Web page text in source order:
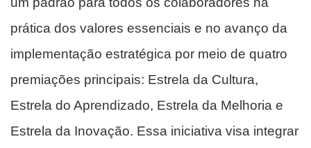
prática dos valores essenciais e no avanço da
implementação estratégica por meio de quatro
premiações principais: Estrela da Cultura,
Estrela do Aprendizado, Estrela da Melhoria e
Estrela da Inovação. Essa iniciativa visa integrar